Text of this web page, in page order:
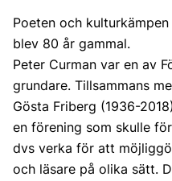
Poeten och
blev 80 år gammal.
Peter Curman var en av
grundare. Tillsammans
Gösta Friberg (1936-
en förening som skulle
dvs verka för att
och läsare på olika sätt.